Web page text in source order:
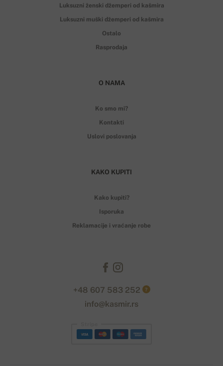
Luksuzni ženski džemperi od kašmira
Luksuzni muški džemperi od kašmira
Ostalo
Rasprodaja
O NAMA
Ko smo mi?
Kontakti
Uslovi poslovanja
KAKO KUPITI
Kako kupiti?
Isporuka
Reklamacije i vraćanje robe
+48 607 583 252 ?
info@kasmir.rs